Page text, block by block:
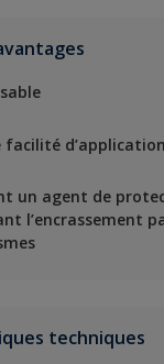
facilité
un agent de
l’encrassement
techniques